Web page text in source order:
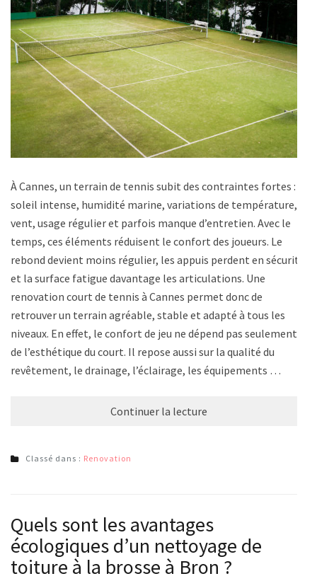
À Cannes, un terrain de tennis subit des contraintes fortes :
soleil intense, humidité marine, variations de température,
vent, usage régulier et parfois manque d’entretien. Avec le
temps, ces éléments réduisent le confort des joueurs. Le
rebond devient moins régulier, les appuis perdent en sécurité
et la surface fatigue davantage les articulations. Une
renovation court de tennis à Cannes permet donc de
retrouver un terrain agréable, stable et adapté à tous les
niveaux. En effet, le confort de jeu ne dépend pas seulement
de l’esthétique du court. Il repose aussi sur la qualité du
revêtement, le drainage, l’éclairage, les équipements …
Continuer la lecture
Classé dans : Renovation
Quels sont les avantages
écologiques d’un nettoyage de
toiture à la brosse à Bron ?